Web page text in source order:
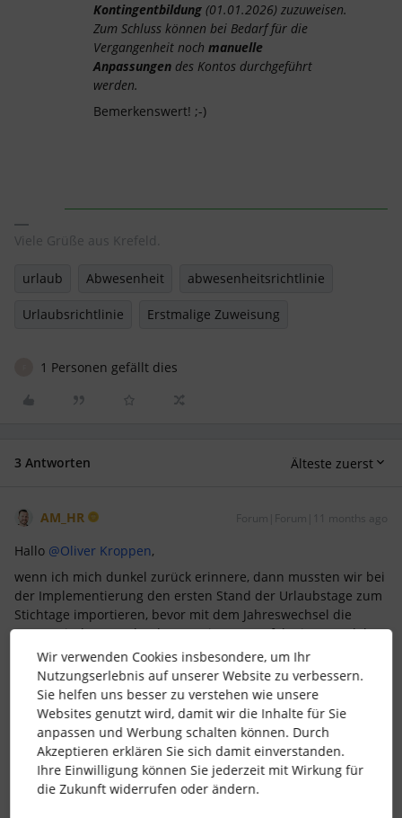
Kontingentbildung (01.01.2026) zuzuweisen.
Zum Schluss können bei Bedarf für die
Vergangenheit noch manuelle
Anpassungen des Kontos durchgeführt
werden.
Bemerkenswert! ;-)
Viele Grüße aus Krefeld.
urlaub Abwesenheit abwesenheitsrichtlinie
Urlaubsrichtlinie Erstmalige Zuweisung
1 Personen gefällt dies
3 Antworten Älteste zuerst
AM_HR Forum|Forum|11 months ago
Hallo ​ @Oliver Kroppen,
wenn ich mich dunkel zurück erinnere, dann mussten wir bei
der Implementierung den ersten Stand der Urlaubstage zum
Stichtage importieren, bevor mit dem Jahreswechsel die
automatische Vergabe der Kontingente erfolgt ist. Von daher
wäre das eine Option: Kontingent zuweisen und individuelle
Kontostände importieren. Zum 01.01.2026 wäre dann
wahrscheinlich alles wieder in der Reihe.
VG, Jan
1 Personen gefällt dies
Wir verwenden Cookies insbesondere, um Ihr
Nutzungserlebnis auf unserer Website zu verbessern.
Sie helfen uns besser zu verstehen wie unsere
Websites genutzt wird, damit wir die Inhalte für Sie
anpassen und Werbung schalten können. Durch
Akzeptieren erklären Sie sich damit einverstanden.
Ihre Einwilligung können Sie jederzeit mit Wirkung für
die Zukunft widerrufen oder ändern.